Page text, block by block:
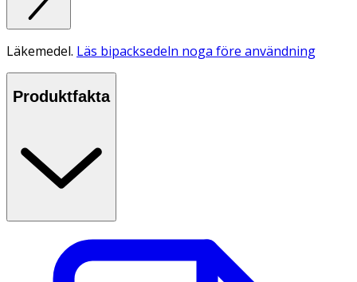
Läkemedel. Läs bipacksedeln noga före användning
Produktfakta